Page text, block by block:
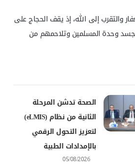
والتقرب إلى الله، إذ يقف الحجاج على
وحدة المسلمين وتلاحمهم من
الصحة تدشن المرحلة
الثانية من نظام (eLMIS)
لتعزيز التحول الرقمي
بالإمدادات الطبية
05/08/2026